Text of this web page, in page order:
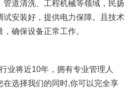
道清洗、工程机械等领域，民扬
试安装好，提供电力保障。且技术
确保设备正常工作。
将近10年，拥有专业管理人
在选择我们的同时,你可以完全享